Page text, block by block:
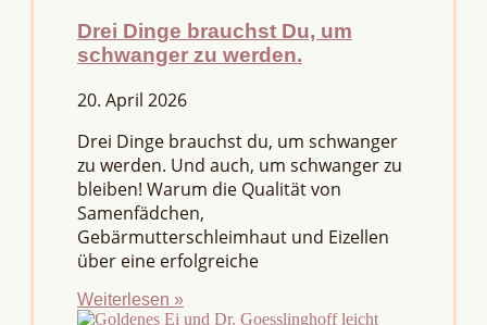
Drei Dinge brauchst Du, um
schwanger zu werden.
20. April 2026
Drei Dinge brauchst du, um schwanger
zu werden. Und auch, um schwanger zu
bleiben! Warum die Qualität von
Samenfädchen,
Gebärmutterschleimhaut und Eizellen
über eine erfolgreiche
Weiterlesen »